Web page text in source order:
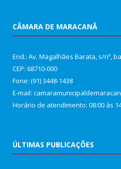
CÂMARA DE MARACANÃ
End.: Av. Magalhães Barata, s/nº,
CEP: 68710-000
Fone: (91) 3448-1438
E-mail:
Horário de atendimento: 08:00 às
ÚLTIMAS PUBLICAÇÕES